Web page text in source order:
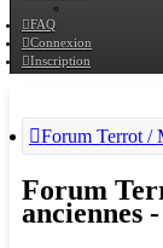
FAQ
Connexion
Inscription
Forum Terrot /
Forum
anciennes